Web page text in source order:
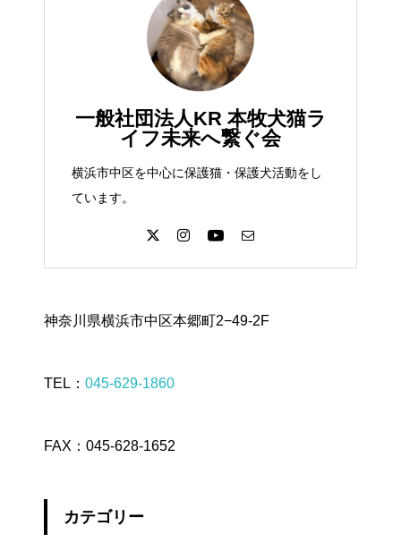
一般社団法人KR 本牧犬猫ラ
イフ未来へ繋ぐ会
横浜市中区を中心に保護猫・保護犬活動をし
ています。
神奈川県横浜市中区本郷町2−49-2F
TEL： 045-629-1860
FAX：045-628-1652
カテゴリー